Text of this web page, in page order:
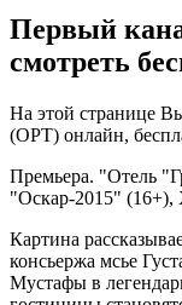
Первый
смотреть
На этой странице
(ОРТ) онлайн,
Премьера. "Отель
"Оскар-2015"
Картина
консьержа мсье
Мустафы в